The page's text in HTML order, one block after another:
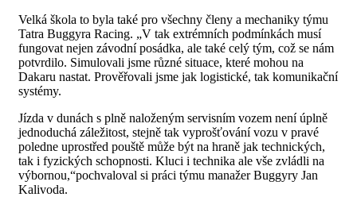
Velká škola to byla také pro všechny členy a mechaniky týmu
Tatra Buggyra Racing. „V tak extrémních podmínkách musí
fungovat nejen závodní posádka, ale také celý tým, což se nám
potvrdilo. Simulovali jsme různé situace, které mohou na
Dakaru nastat. Prověřovali jsme jak logistické, tak komunikační
systémy.
Jízda v dunách s plně naloženým servisním vozem není úplně
jednoduchá záležitost, stejně tak vyprošťování vozu v pravé
poledne uprostřed pouště může být na hraně jak technických,
tak i fyzických schopnosti. Kluci i technika ale vše zvládli na
výbornou,“pochvaloval si práci týmu manažer Buggyry Jan
Kalivoda.